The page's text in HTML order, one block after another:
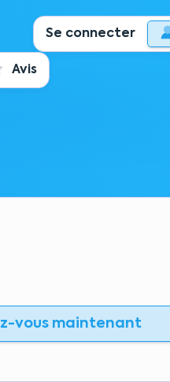
Se connecter
Avis
vous maintenant